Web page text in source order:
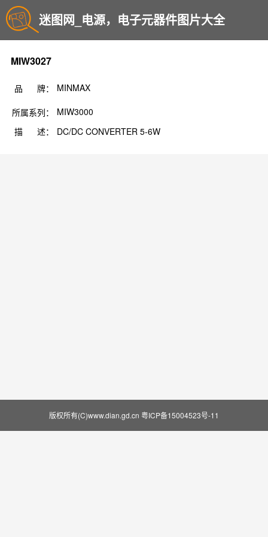
迷图网_电源，电子元器件图片大全
MIW3027
品 牌： MINMAX
所属系列：
MIW3000
描 述：
DC/DC CONVERTER 5-6W
版权所有(C)www.dian.gd.cn 粤ICP备15004523号-11